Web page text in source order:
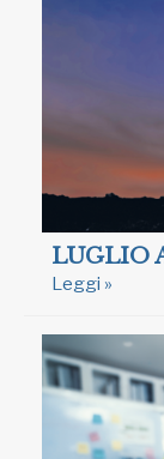
LUGLIO
Leggi »